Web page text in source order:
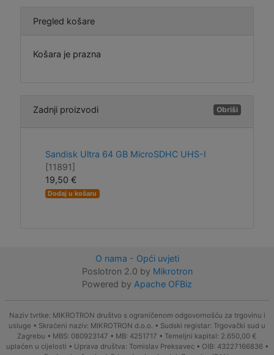
Pregled košare
Košara je prazna
Zadnji proizvodi Obriši
Sandisk Ultra 64 GB MicroSDHC UHS-I
[11891]
19,50 €
Dodaj u košaru
O nama - Opći uvjeti
Poslotron 2.0 by Mikrotron
Powered by Apache OFBiz
Naziv tvrtke: MIKROTRON društvo s ograničenom odgovornošću za trgovinu i
usluge • Skraćeni naziv: MIKROTRON d.o.o. • Sudski registar: Trgovački sud u
Zagrebu • MBS: 080923147 • MB: 4251717 • Temeljni kapital: 2.650,00 €
uplaćen u cijelosti • Uprava društva: Tomislav Preksavec • OIB: 43227166836 •